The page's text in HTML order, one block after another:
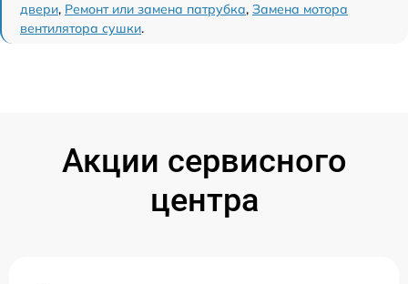
двери, Ремонт или замена патрубка, Замена мотора
вентилятора сушки.
Акции сервисного
центра